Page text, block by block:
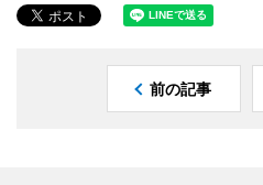
前の記事